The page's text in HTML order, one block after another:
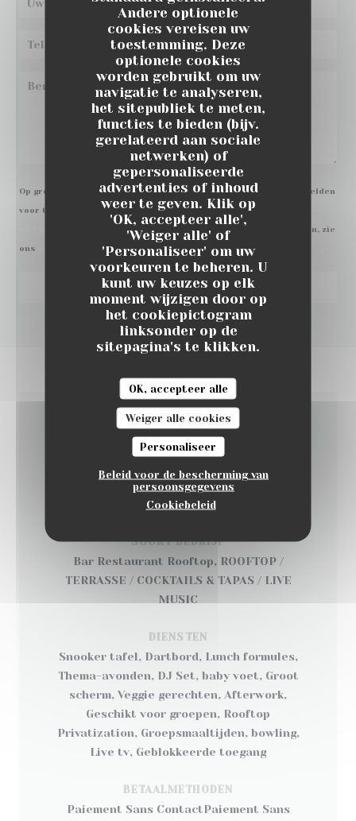
Andere optionele
cookies vereisen uw
toestemming. Deze
optionele cookies
worden gebruikt om uw
navigatie te analyseren,
het sitepubliek te meten,
functies te bieden (bijv.
gerelateerd aan sociale
netwerken) of
gepersonaliseerde
advertenties of inhoud
weer te geven. Klik op
'OK, accepteer alle',
'Weiger alle' of
'Personaliseer' om uw
voorkeuren te beheren. U
kunt uw keuzes op elk
moment wijzigen door op
het cookiepictogram
linksonder op de
sitepagina's te klikken.
OK, accepteer alle
Weiger alle cookies
Personaliseer
Beleid voor de bescherming van
persoonsgegevens
Cookiebeleid
Op grond van de privacywetgeving heeft u het recht om u af te melden
voor telefonische marketing via het Bel-me-niet Register:
. Voor meer informatie over hoe wij uw gegevens verwerken, zie
ons
ALGEMENE INFORMATIE
KEUKEN
Cuisine Française , Uitgebreide tapas
SOORT BEDRIJF
Bar Restaurant Rooftop, ROOFTOP /
TERRASSE / COCKTAILS & TAPAS / LIVE
MUSIC
DIENSTEN
Snooker tafel, Dartbord, Lunch formules,
Thema-avonden, DJ Set, baby voet, Groot
scherm, Veggie gerechten, Afterwork,
Geschikt voor groepen, Rooftop
Privatization, Groepsmaaltijden, bowling,
Live tv, Geblokkeerde toegang
BETAALMETHODEN
Paiement Sans ContactPaiement Sans